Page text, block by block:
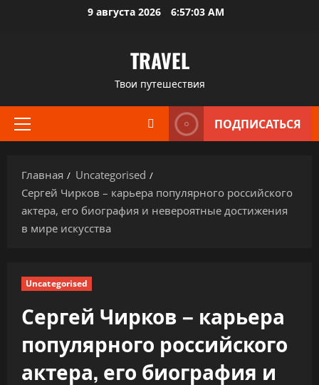
9 августа 2026 6:57:04 AM
TRAVEL
Твои путешествия
Основное
ПОДПИСАТЬСЯ
Главная
Uncategorised
Сергей Чирков – карьера популярного российского
актера, его биография и невероятные достижения
в мире искусства
Uncategorised
Сергей Чирков – карьера
популярного российского
актера, его биография и